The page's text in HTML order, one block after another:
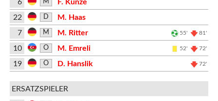
6 M
F. Kunze
22
D
M. Haas
7
M M. Ritter 55' 81'
10 O M. Emreli 52' 72'
19 O D. Hanslik 72'
ERSATZSPIELER